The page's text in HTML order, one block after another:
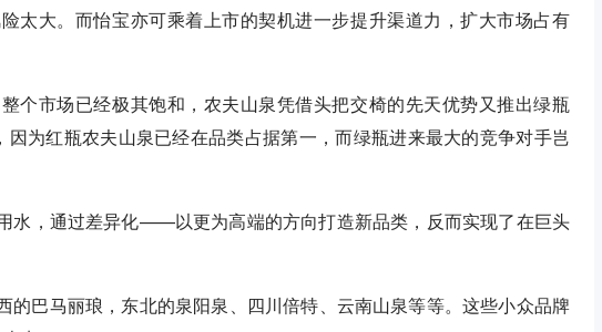
太大。而怡宝亦可乘着上市的契机进一步提升渠道力，扩大市场占有
个市场已经极其饱和，农夫山泉凭借头把交椅的先天优势又推出绿瓶
因为红瓶农夫山泉已经在品类占据第一，而绿瓶进来最大的竞争对手岂
水，通过差异化——以更为高端的方向打造新品类，反而实现了在巨头
的巴马丽琅，东北的泉阳泉、四川倍特、云南山泉等等。这些小众品牌